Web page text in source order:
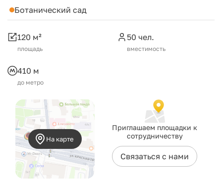
Ботанический сад
120 м²
площадь
50 чел.
вместимость
410 м
до метро
На карте
Приглашаем площадки к
сотрудничеству
Связаться с нами